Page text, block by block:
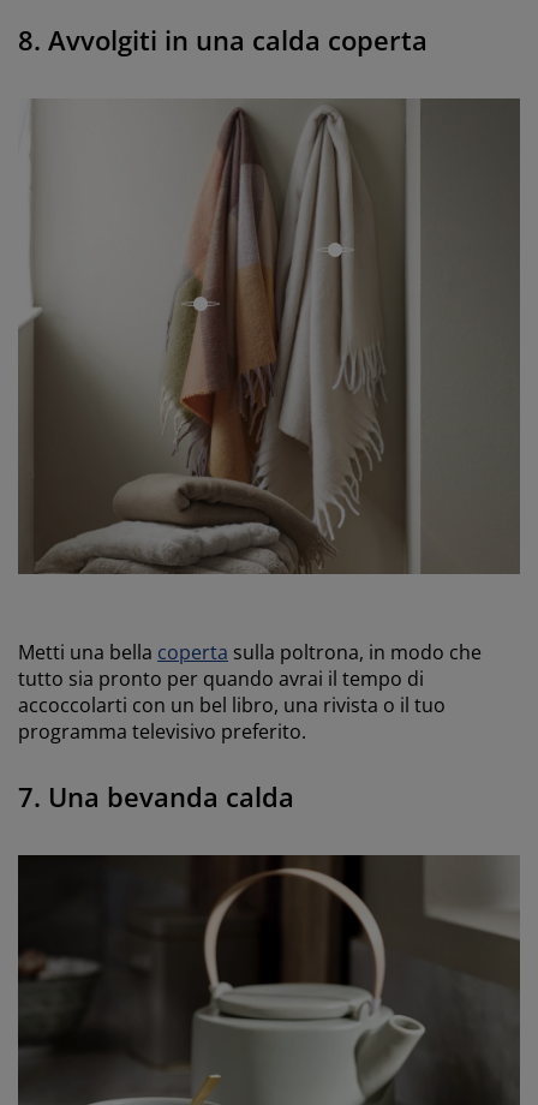
8. Avvolgiti in una calda coperta
open
open
Metti una bella coperta sulla poltrona, in modo che
tutto sia pronto per quando avrai il tempo di
accoccolarti con un bel libro, una rivista o il tuo
programma televisivo preferito.
7. Una bevanda calda